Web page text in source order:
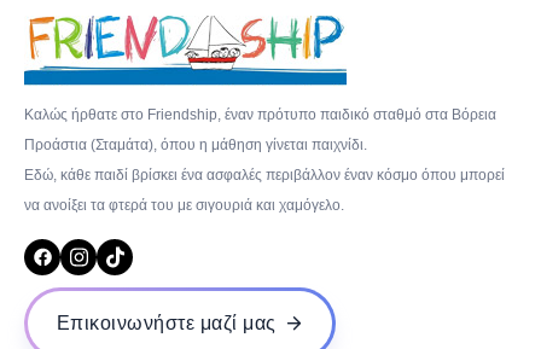
Καλώς ήρθατε στο Friendship, έναν πρότυπο παιδικό σταθμό στα Βόρεια
Προάστια (Σταμάτα), όπου η μάθηση γίνεται παιχνίδι.
Εδώ, κάθε παιδί βρίσκει ένα ασφαλές περιβάλλον έναν κόσμο όπου μπορεί
να ανοίξει τα φτερά του με σιγουριά και χαμόγελο.
Επικοινωνήστε μαζί μας